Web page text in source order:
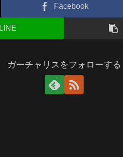
Facebook
LINE
ガーチャリスをフォローする